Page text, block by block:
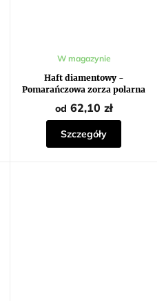
Haft diamentowy -
Pomarańczowa zorza polarna
W magazynie
od 62,10 zł
Szczegóły